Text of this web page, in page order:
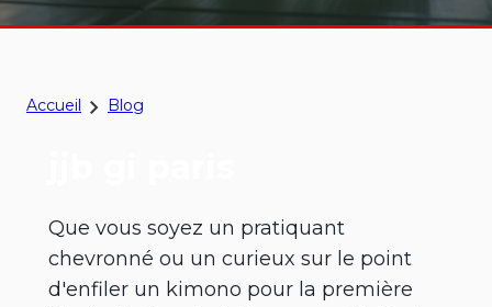
Accueil Blog
Que vous soyez un pratiquant
chevronné ou un curieux sur le point
d'enfiler un kimono pour la première